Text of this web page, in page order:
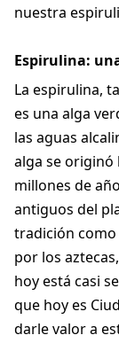
nuestra
Espirulina:
La espirulina,
es una alga
las aguas
alga se originó
millones de
antiguos del
tradición
por los
hoy está casi
que hoy es
darle valor a